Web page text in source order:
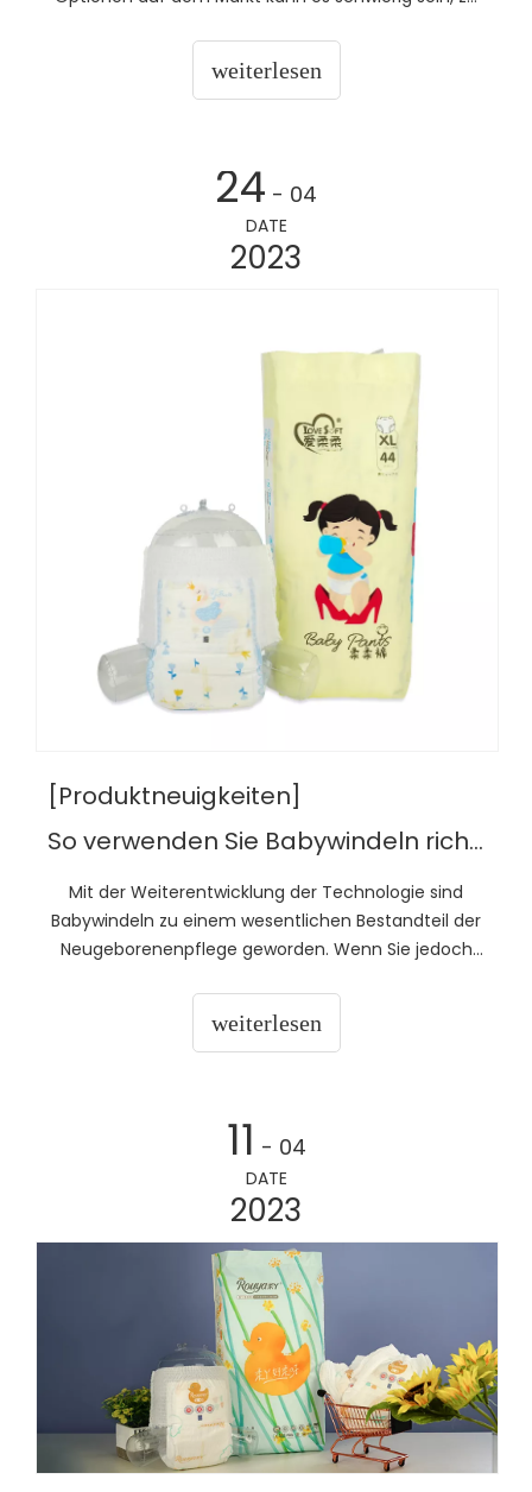
die bei der Auswahl der perfekten Windel für Ihr Baby
reden
weiterlesen
24 - 04
DATE
2023
[Produktneuigkeiten]
So verwenden Sie Babywindeln richtig
Mit der Weiterentwicklung der Technologie sind
Babywindeln zu einem wesentlichen Bestandteil der
Neugeborenenpflege geworden. Wenn Sie jedoch
einige Tipps zur Verwendung von Babywindeln, um
weiterlesen
11 - 04
DATE
2023